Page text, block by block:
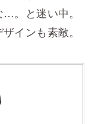
。と迷い中。
インも素敵。